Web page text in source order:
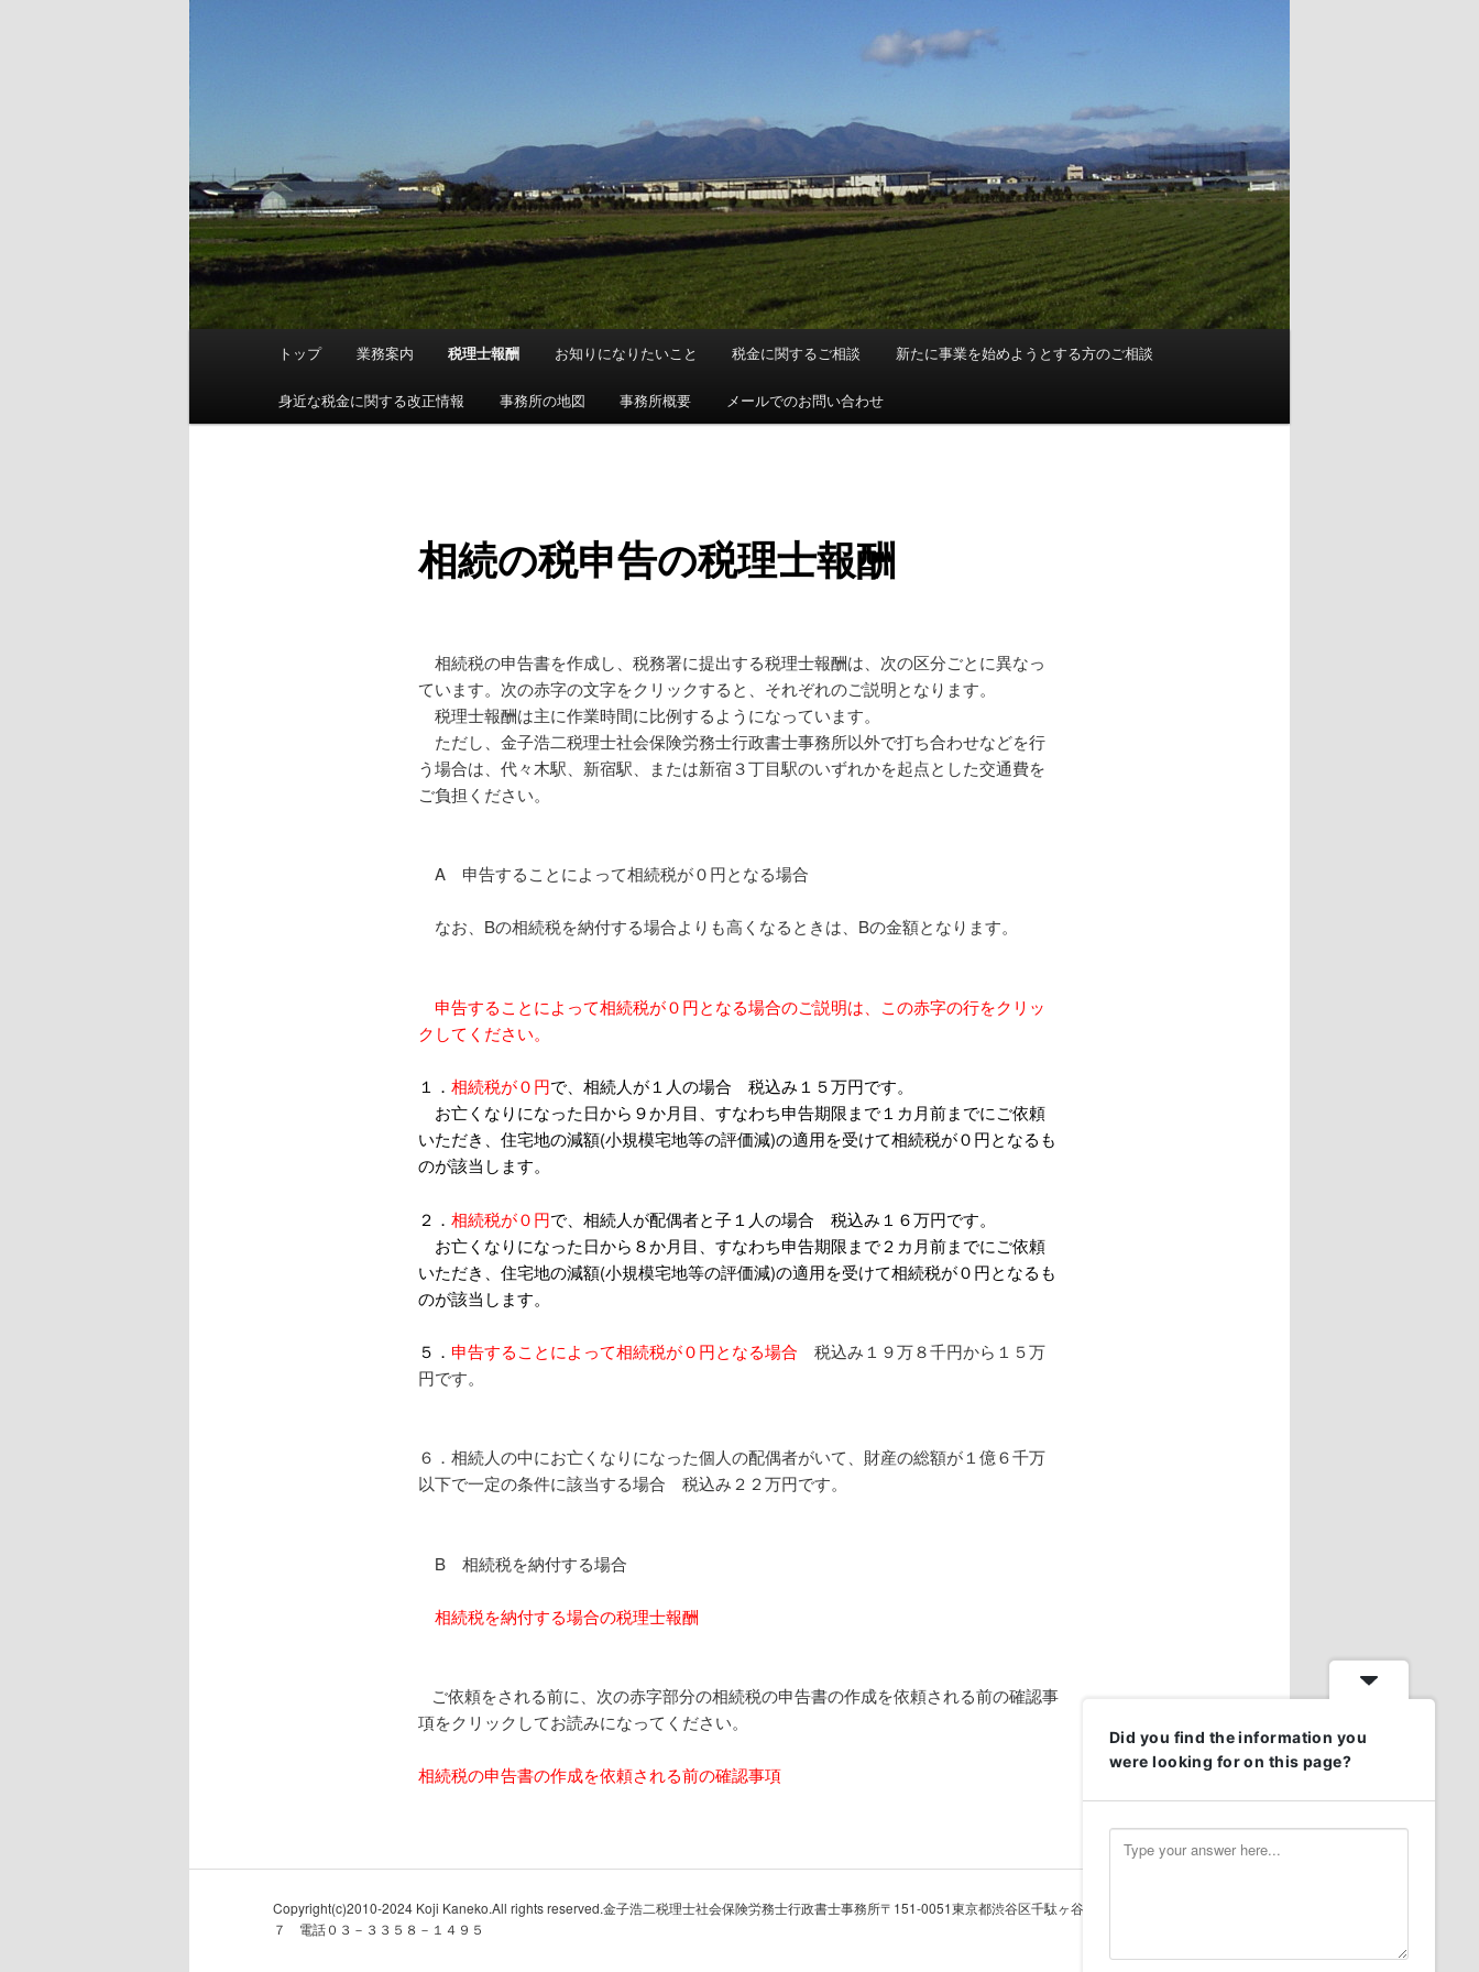
メ
トップ 業務案内 税理士報酬 お知りになりたいこと 税金に関するご相談 新たに事業を始めようとする方のご相談
身近な税金に関する改正情報 事務所の地図 事務所概要 メールでのお問い合わせ
相続の税申告の税理士報酬
相続税の申告書を作成し、税務署に提出する税理士報酬は、次の区分ごとに異なっ
ています。次の赤字の文字をクリックすると、それぞれのご説明となります。
税理士報酬は主に作業時間に比例するようになっています。
ただし、金子浩二税理士社会保険労務士行政書士事務所以外で打ち合わせなどを行
う場合は、代々木駅、新宿駅、または新宿３丁目駅のいずれかを起点とした交通費を
ご負担ください。
A 申告することによって相続税が０円となる場合
なお、Bの相続税を納付する場合よりも高くなるときは、Bの金額となります。
申告することによって相続税が０円となる場合のご説明は、この赤字の行をクリッ
クしてください。
１． 相続税が０円で、相続人が１人の場合 税込み１５万円です。
お亡くなりになった日から９か月目、すなわち申告期限まで１カ月前までにご依頼
いただき、住宅地の減額(小規模宅地等の評価減)の適用を受けて相続税が０円となるも
のが該当します。
２． 相続税が０円で、相続人が配偶者と子１人の場合 税込み１６万円です。
お亡くなりになった日から８か月目、すなわち申告期限まで２カ月前までにご依頼
いただき、住宅地の減額(小規模宅地等の評価減)の適用を受けて相続税が０円となるも
のが該当します。
５． 申告することによって相続税が０円となる場合 税込み１９万８千円から１５万
円です。
６．相続人の中にお亡くなりになった個人の配偶者がいて、財産の総額が１億６千万
以下で一定の条件に該当する場合 税込み２２万円です。
B 相続税を納付する場合
相続税を納付する場合の税理士報酬
ご依頼をされる前に、次の赤字部分の相続税の申告書の作成を依頼される前の確認事
項をクリックしてお読みになってください。
相続税の申告書の作成を依頼される前の確認事項
Copyright(c)2010-2024 Koji Kaneko.All rights reserved.金子浩二税理士社会保険労務士行政書士事務所〒151-0051東京都渋谷区千駄ヶ谷５－２６－５－２０
７ 電話０３－３３５８－１４９５
Did you find the information you
were looking for on this page?